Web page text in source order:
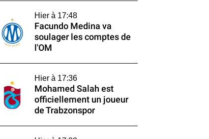
Hier à 17:48
Facundo Medina va
soulager les comptes de
l'OM
Hier à 17:36
Mohamed Salah est
officiellement un joueur
de Trabzonspor